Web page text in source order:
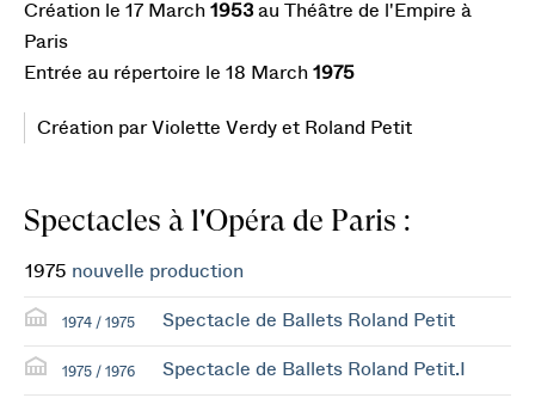
Création le 17 March 1953 au Théâtre de l'Empire à
Paris
Entrée au répertoire le 18 March 1975
Création par Violette Verdy et Roland Petit
Spectacles à l'Opéra de Paris :
1975 nouvelle production
1974 / 1975 Spectacle de Ballets Roland Petit
1975 / 1976 Spectacle de Ballets Roland Petit.I